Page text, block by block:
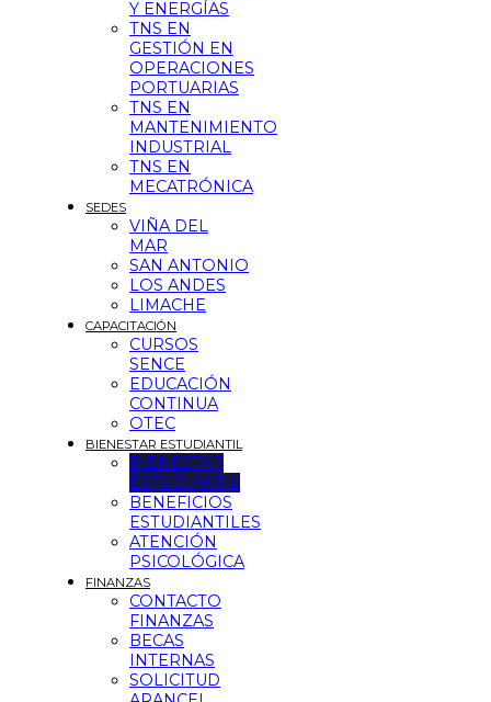
Y ENERGÍAS
TNS EN
GESTIÓN EN
OPERACIONES
PORTUARIAS
TNS EN
MANTENIMIENTO
INDUSTRIAL
TNS EN
MECATRÓNICA
SEDES
VIÑA DEL
MAR
SAN ANTONIO
LOS ANDES
LIMACHE
CAPACITACIÓN
CURSOS
SENCE
EDUCACIÓN
CONTINUA
OTEC
BIENESTAR ESTUDIANTIL
BIENESTAR
ESTUDIANTIL
BENEFICIOS
ESTUDIANTILES
ATENCIÓN
PSICOLÓGICA
FINANZAS
CONTACTO
FINANZAS
BECAS
INTERNAS
SOLICITUD